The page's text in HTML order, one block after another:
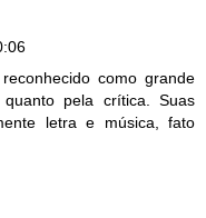
como grande
pela crítica. Suas
letra e música, fato